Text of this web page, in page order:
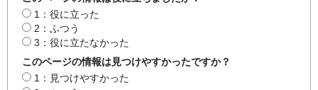
1：役に立った
2：ふつう
3：役に立たなかった
このページの情報は見つけやすかったですか？
1：見つけやすかった